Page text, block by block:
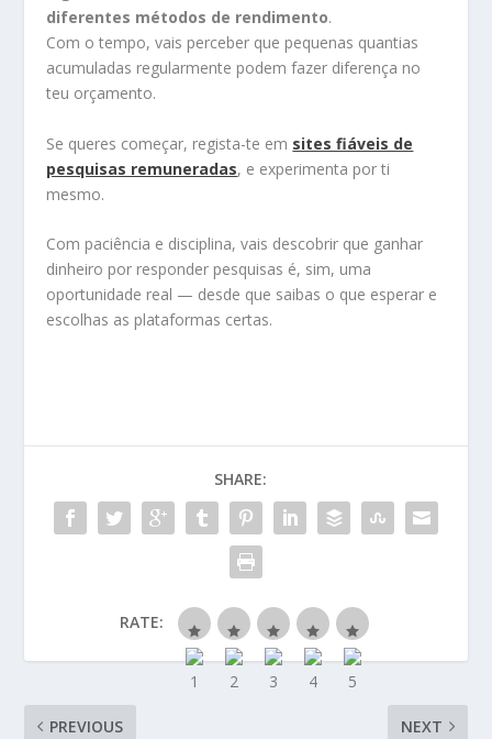
diferentes métodos de rendimento.
Com o tempo, vais perceber que pequenas quantias
acumuladas regularmente podem fazer diferença no
teu orçamento.
Se queres começar, regista-te em sites fiáveis de
pesquisas remuneradas, e experimenta por ti
mesmo.
Com paciência e disciplina, vais descobrir que ganhar
dinheiro por responder pesquisas é, sim, uma
oportunidade real — desde que saibas o que esperar e
escolhas as plataformas certas.
SHARE:
RATE:
PREVIOUS NEXT